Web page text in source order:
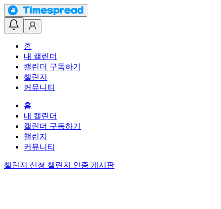
홈
내 캘린더
캘린더 구독하기
챌린지
커뮤니티
홈
내 캘린더
캘린더 구독하기
챌린지
커뮤니티
챌린지 신청 챌린지 인증 게시판